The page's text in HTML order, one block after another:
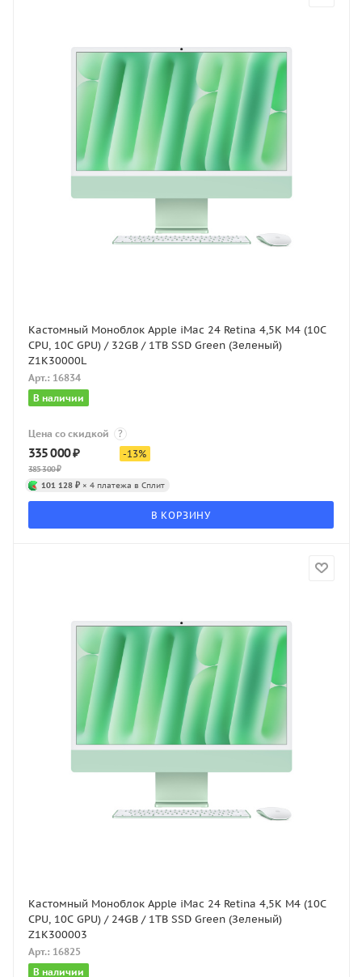
Кастомный Моноблок Apple iMac 24 Retina 4,5K M4 (10C
CPU, 10C GPU) / 32GB / 1TB SSD Green (Зеленый)
Z1K30000L
Арт.: 16834
В наличии
Цена со скидкой ?
335 000₽
385 300₽
-13%
101 128 ₽ × 4 платежа в Сплит
В КОРЗИНУ
Кастомный Моноблок Apple iMac 24 Retina 4,5K M4 (10C
CPU, 10C GPU) / 24GB / 1TB SSD Green (Зеленый)
Z1K300003
Арт.: 16825
В наличии